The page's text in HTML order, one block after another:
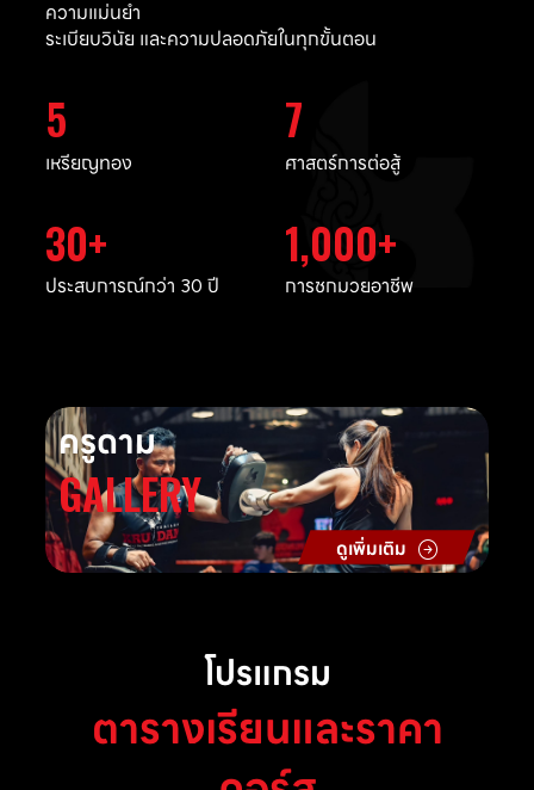
ความแม่นยำ
ระเบียบวินัย และความปลอดภัยในทุกขั้นตอน
5
เหรียญทอง
7
ศาสตร์การต่อสู้
30
ประสบการณ์กว่า 30 ปี
1,000
การชกมวยอาชีพ
ครูดาม
GALLERY
ดูเพิ่มเติม
โปรแกรม
ตารางเรียนและราคา